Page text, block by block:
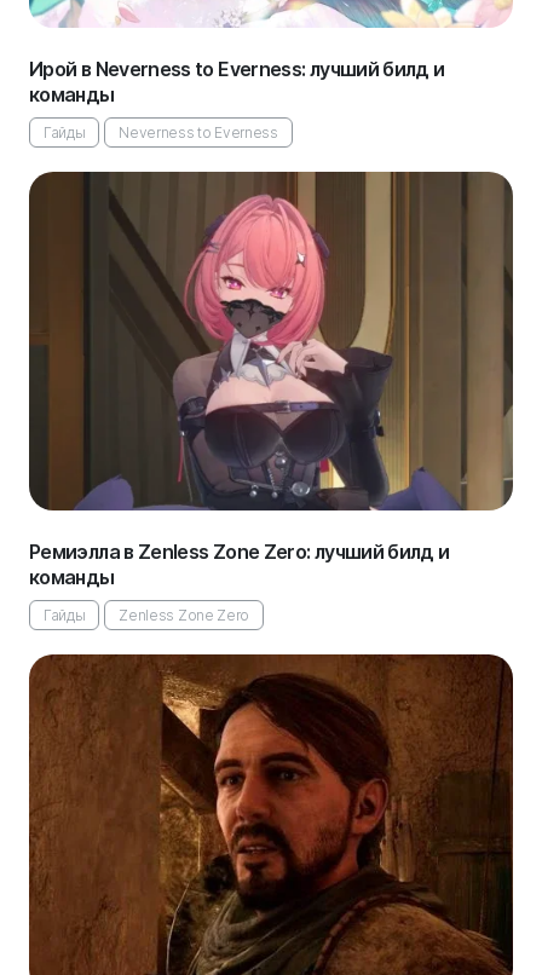
Ирой в Neverness to Everness: лучший билд и
команды
Гайды Neverness to Everness
Ремиэлла в Zenless Zone Zero: лучший билд и
команды
Гайды Zenless Zone Zero